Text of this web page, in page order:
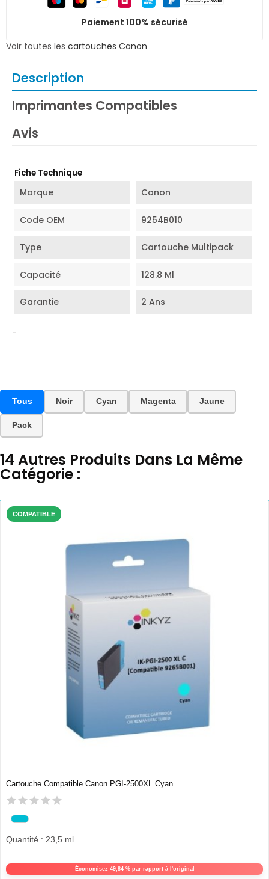
Paiement 100% sécurisé
Voir toutes les cartouches Canon
Description
Imprimantes Compatibles
Avis
Fiche Technique
Marque Canon
Code OEM 9254B010
Type Cartouche Multipack
Capacité 128.8 Ml
Garantie 2 Ans
-
Tous Noir Cyan Magenta Jaune
Pack
14 Autres Produits Dans La Même
Catégorie :
COMPATIBLE
Cartouche Compatible Canon PGI-2500XL Cyan
Économisez 49,84 % par rapport à l'original
Quantité : 23,5 ml